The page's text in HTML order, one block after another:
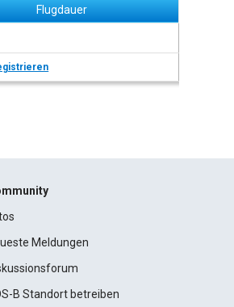
Flugdauer
Meldungen
B Standort betreiben